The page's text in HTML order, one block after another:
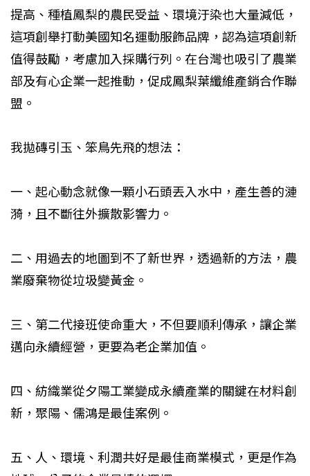
提高、種植鳳梨的農民受益、環境汙染也大量減低，
這項創舉打動美國知名運動服飾品牌，認為這項創新
值得鼓勵，考慮加入採購行列。在台灣也吸引了農業
部及有心企業一起推動，促成鳳梨葉纖維產銷合作聯
盟。
我拋磚引玉、笨鳥先飛的想法：
一、起心動念就像一顆小石頭丟入水中，產生善的漣
漪，且不斷往外擴散影響力。
二、用過去的地圖到不了新世界，透過新的方法，農
業廢棄物從垃圾變黃金。
三、第二代接班使命重大，不但要順利傳承，讓企業
邁向永續經營，更要為老企業加值。
四、紡織業從夕陽工業變成永續產業的關鍵在材料創
新，聚陽、儒鴻是最佳案例。
五、人、環境、利潤共好是最佳商業模式，更是作為